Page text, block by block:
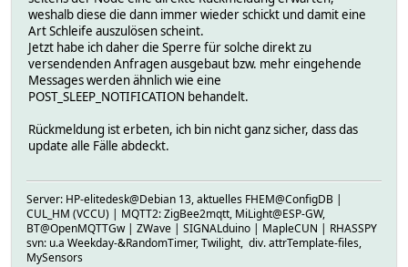
weshalb diese die dann immer wieder schickt und damit eine
Art Schleife auszulösen scheint.
Jetzt habe ich daher die Sperre für solche direkt zu
versendenden Anfragen ausgebaut bzw. mehr eingehende
Messages werden ähnlich wie eine
POST_SLEEP_NOTIFICATION behandelt.
Rückmeldung ist erbeten, ich bin nicht ganz sicher, dass das
update alle Fälle abdeckt.
Server: HP-elitedesk@Debian 13, aktuelles FHEM@ConfigDB |
CUL_HM (VCCU) | MQTT2: ZigBee2mqtt, MiLight@ESP-GW,
BT@OpenMQTTGw | ZWave | SIGNALduino | MapleCUN | RHASSPY
svn: u.a Weekday-&RandomTimer, Twilight, div. attrTemplate-files,
MySensors